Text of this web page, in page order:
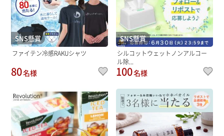
SNS懸賞
ファイテン冷感RAKUシャツ
80名様
SNS懸賞
シルコットウェットノンアルコー
ル除...
100名様